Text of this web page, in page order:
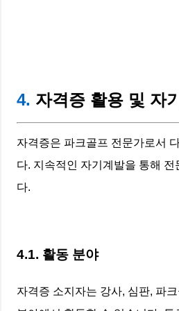
4. 자격증 활용 및 자
자격증은 파크골프 전문가로서
다. 지속적인 자기계발을 통해 전
다.
4.1. 활동 분야
자격증 소지자는 강사, 심판, 파